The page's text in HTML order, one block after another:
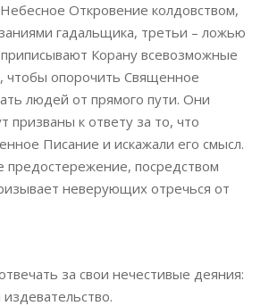
Откровение колдовством,
гадальщика, третьи – ложью
Корану всевозможные
чтобы опорочить Священное
людей от прямого пути. Они
призваны к ответу за то, что
Писание и искажали его смысл.
предостережение, посредством
неверующих отречься от
за свои нечестивые деяния: